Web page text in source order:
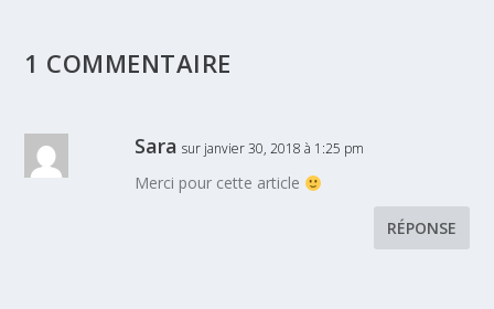
1 COMMENTAIRE
Sara sur janvier 30, 2018 à 1:25 pm
Merci pour cette article
RÉPONSE